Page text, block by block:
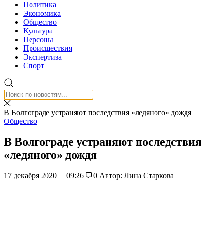
Политика
Экономика
Общество
Культура
Персоны
Происшествия
Экспертиза
Спорт
В Волгограде устраняют последствия «ледяного» дождя
Общество
В Волгограде устраняют последствия
«ледяного» дождя
17 декабря 2020 09:26 0 Автор: Лина Старкова